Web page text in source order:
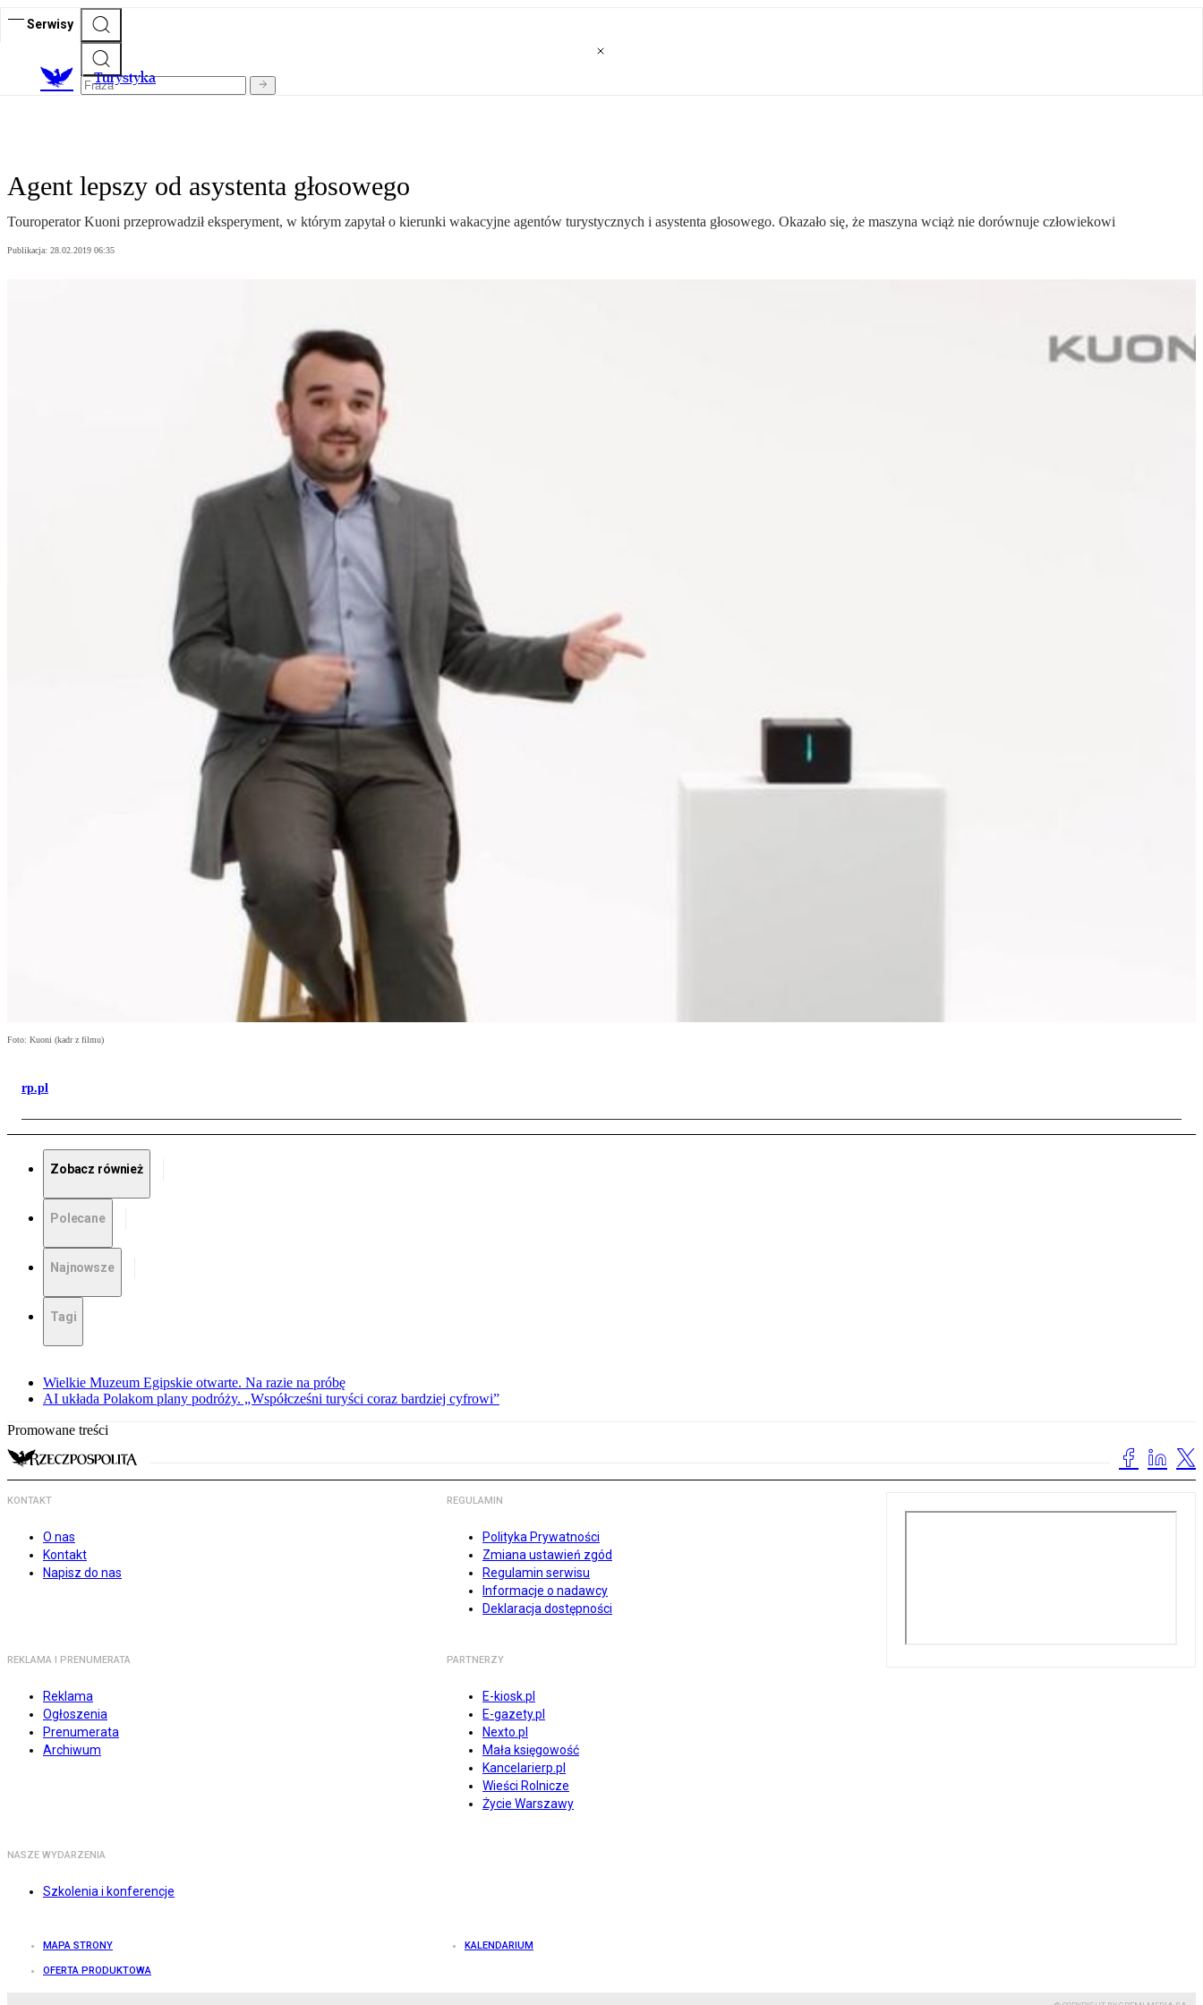
Serwisy
Turystyka
Agent lepszy od asystenta głosowego
Touroperator Kuoni przeprowadził eksperyment, w którym zapytał o kierunki wakacyjne agentów turystycznych i asystenta głosowego. Okazało się, że maszyna wciąż nie dorównuje człowiekowi
Publikacja: 28.02.2019 06:35
Foto: Kuoni (kadr z filmu)
rp.pl
Zobacz również
Polecane
Najnowsze
Tagi
Wielkie Muzeum Egipskie otwarte. Na razie na próbę
AI układa Polakom plany podróży. „Współcześni turyści coraz bardziej cyfrowi”
Promowane treści
KONTAKT
O nas
Kontakt
Napisz do nas
REGULAMIN
Polityka Prywatności
Zmiana ustawień zgód
Regulamin serwisu
Informacje o nadawcy
Deklaracja dostępności
REKLAMA I PRENUMERATA
Reklama
Ogłoszenia
Prenumerata
Archiwum
PARTNERZY
E-kiosk.pl
E-gazety.pl
Nexto.pl
Mała księgowość
Kancelarierp.pl
Wieści Rolnicze
Życie Warszawy
NASZE WYDARZENIA
Szkolenia i konferencje
MAPA STRONY KALENDARIUM
OFERTA PRODUKTOWA